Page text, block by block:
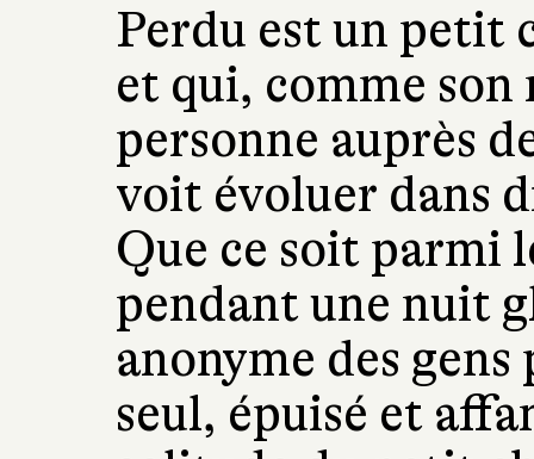
Perdu est un petit
et qui, comme
personne auprès
voit évoluer dans
Que ce soit parmi
pendant une nuit
anonyme des gens
seul, épuisé et